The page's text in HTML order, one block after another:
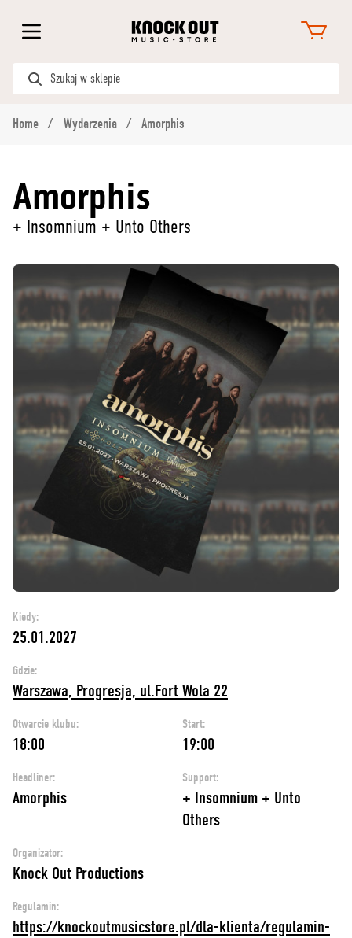
Home Wydarzenia Amorphis
Amorphis
+ Insomnium + Unto Others
Kiedy:
25.01.2027
Gdzie:
Warszawa, Progresja, ul.Fort Wola 22
Otwarcie klubu:
18:00
Start:
19:00
Headliner:
Amorphis
Support:
+ Insomnium + Unto
Others
Organizator:
Knock Out Productions
Regulamin:
https://knockoutmusicstore.pl/dla-klienta/regulamin-